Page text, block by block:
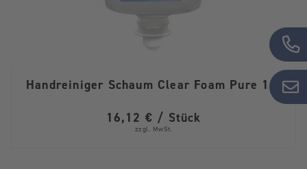
Handreiniger Schaum Clear Foam Pure 1 L
16,12 € / Stück
zzgl. MwSt.